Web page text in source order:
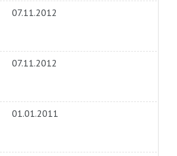
07.11.2012
07.11.2012
01.01.2011